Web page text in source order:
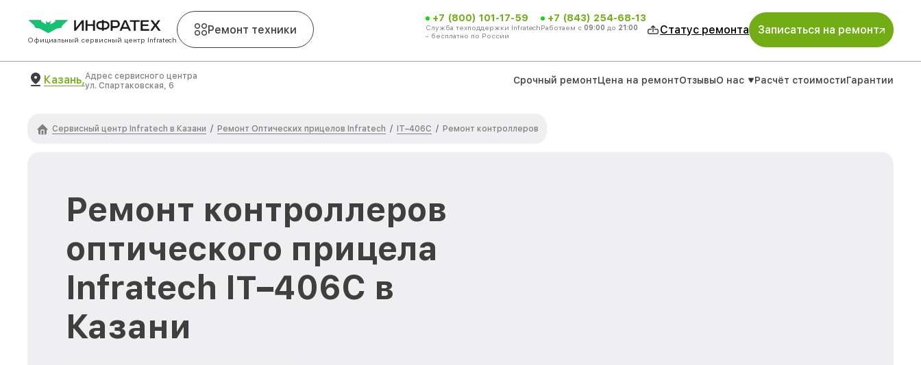
Официальный сервисный центр Infratech
Ремонт техники
+7 (800) 101-17-59
Служба техподдержки Infratech
- бесплатно по России
+7 (843) 254-68-13
Работаем с 09:00 до 21:00 Статус ремонта Записаться на ремонт
Казань,Адрес сервисного центра
ул. Спартаковская, 6
Срочный ремонтЦена на ремонтОтзывыО нас Расчёт стоимостиГарантии
Сервисный центр Infratech в Казани / Ремонт Оптических прицелов Infratech / IT–406С / Ремонт контроллеров
Ремонт контроллеров
оптического прицела
Infratech IT–406С в
Казани